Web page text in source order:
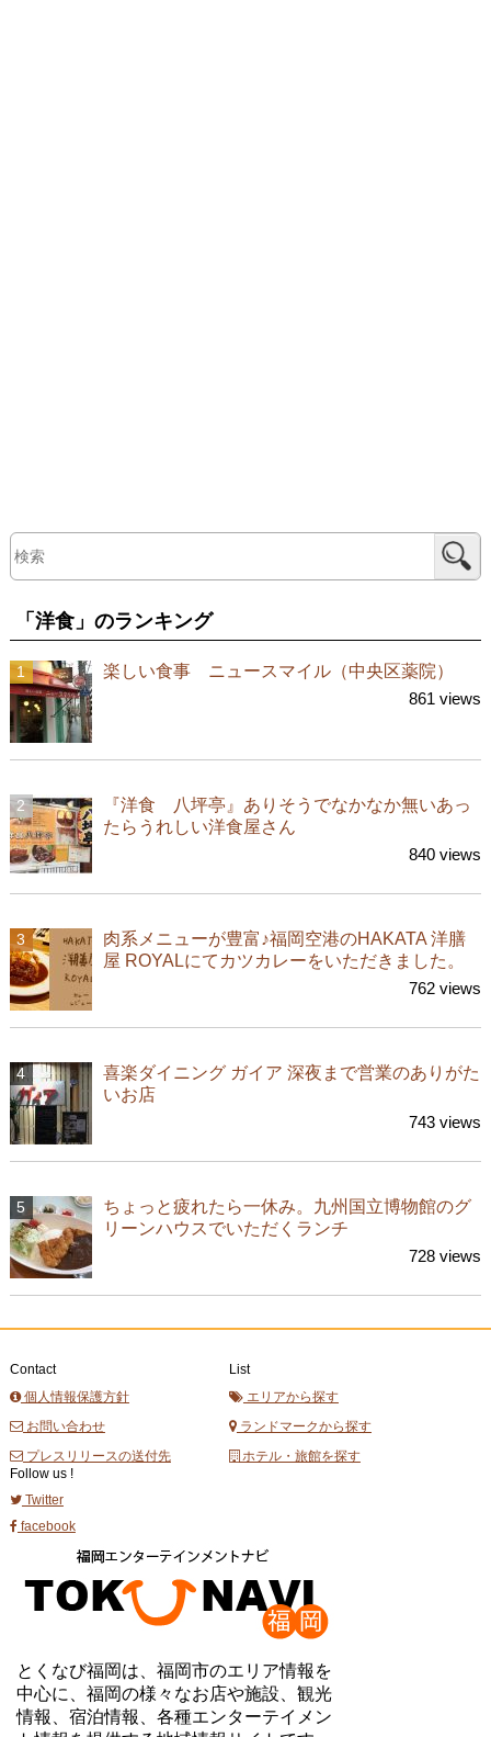
「洋食」のランキング
楽しい食事 ニュースマイル（中央区薬院）
861 views
『洋食 八坪亭』ありそうでなかなか無いあっ
たらうれしい洋食屋さん
840 views
肉系メニューが豊富♪福岡空港のHAKATA 洋膳
屋 ROYALにてカツカレーをいただきました。
762 views
喜楽ダイニング ガイア 深夜まで営業のありがた
いお店
743 views
ちょっと疲れたら一休み。九州国立博物館のグ
リーンハウスでいただくランチ
728 views
Contact
個人情報保護方針
お問い合わせ
プレスリリースの送付先
List
エリアから探す
ランドマークから探す
ホテル・旅館を探す
Follow us !
Twitter
facebook
とくなび福岡は、福岡市のエリア情報を
中心に、福岡の様々なお店や施設、観光
情報、宿泊情報、各種エンターテイメン